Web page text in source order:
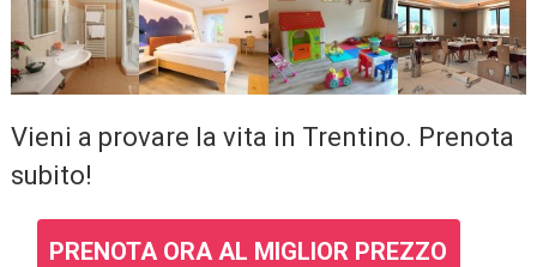
Vieni a provare la vita in Trentino. Prenota
subito!
PRENOTA ORA AL MIGLIOR PREZZO